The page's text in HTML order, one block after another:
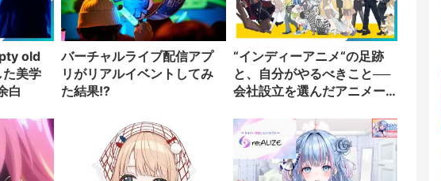
old
美学
白
バーチャルライブ配信アプ
リがリアルイベントしてみ
た結果!?
“インディーアニメ“の足跡
と、自分がやるべきこと──
会社設立を選んだアニメー